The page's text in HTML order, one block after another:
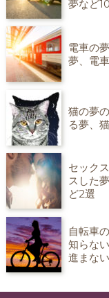
夢など
電車の
夢、電
猫の夢
る夢、
セック
スした
ど2選
自転車
知らな
進まな